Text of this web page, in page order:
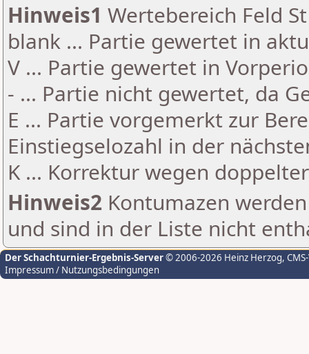
Hinweis1 Wertebereich Feld
blank ... Partie gewertet in
V ... Partie gewertet in
- ... Partie nicht gewertet, da
E ... Partie vorgemerkt zur
Einstiegselozahl in der
K ... Korrektur wegen
Hinweis2 Kontumazen
und sind in der Liste nicht
Der Schachturnier-Ergebnis-Server© 2006-2026 Heinz Herzog,
Impressum / Nutzungsbedingungen